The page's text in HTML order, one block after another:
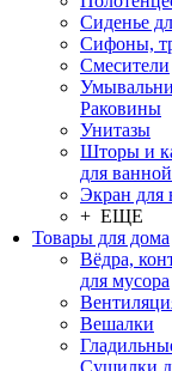
Сиденье
Сифоны,
Смесители
Раковины
Унитазы
Шторы и
для ванной
Экран для
+ ЕЩЕ
Товары для дома
Вёдра,
для мусора
Вешалки
Сушилки